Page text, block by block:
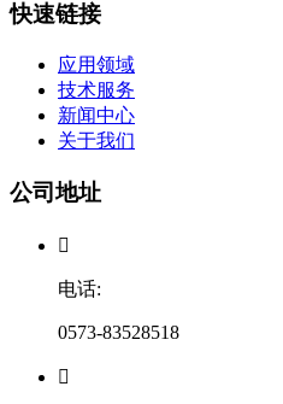
快速链接
应用领域
技术服务
新闻中心
关于我们
公司地址

电话:
0573-83528518
